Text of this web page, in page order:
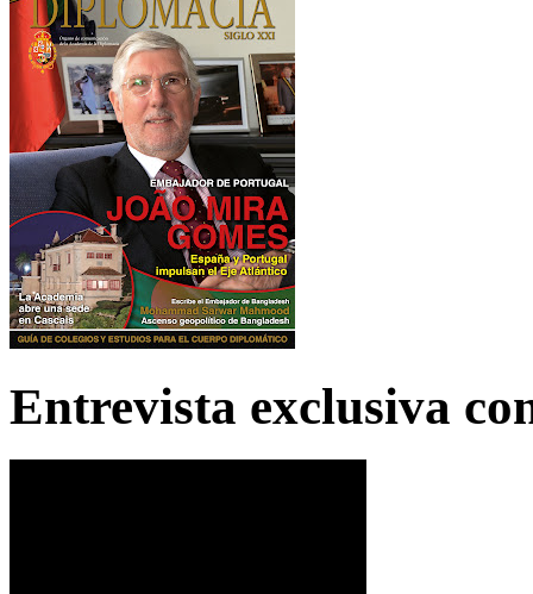
Entrevista exclusiva